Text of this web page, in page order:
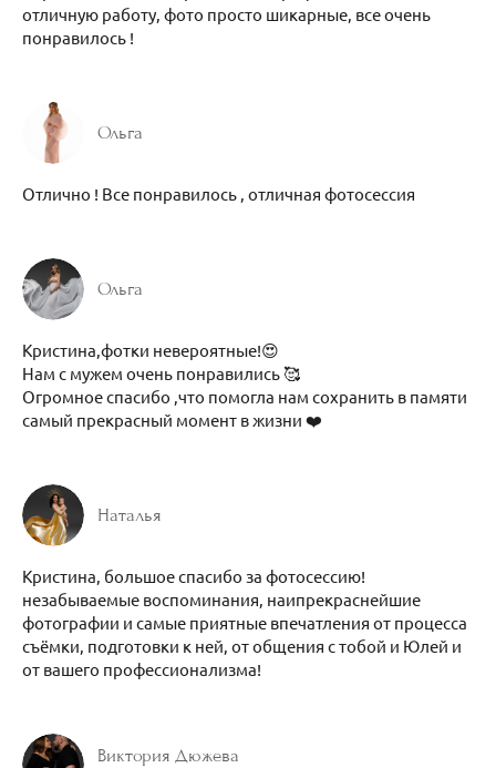
отличную работу, фото просто шикарные, все очень
понравилось !
Ольга
Отлично ! Все понравилось , отличная фотосессия
Ольга
Кристина,фотки невероятные!😍
Нам с мужем очень понравились 🥰
Огромное спасибо ,что помогла нам сохранить в памяти
самый прекрасный момент в жизни ❤️
Наталья
Кристина, большое спасибо за фотосессию!
незабываемые воспоминания, наипрекраснейшие
фотографии и самые приятные впечатления от процесса
съёмки, подготовки к ней, от общения с тобой и Юлей и
от вашего профессионализма!
Виктория Дюжева